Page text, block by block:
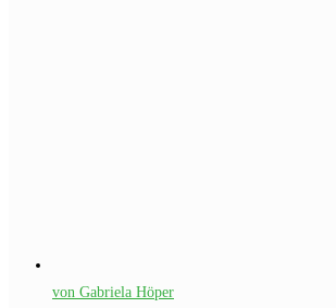
von Gabriela Höper